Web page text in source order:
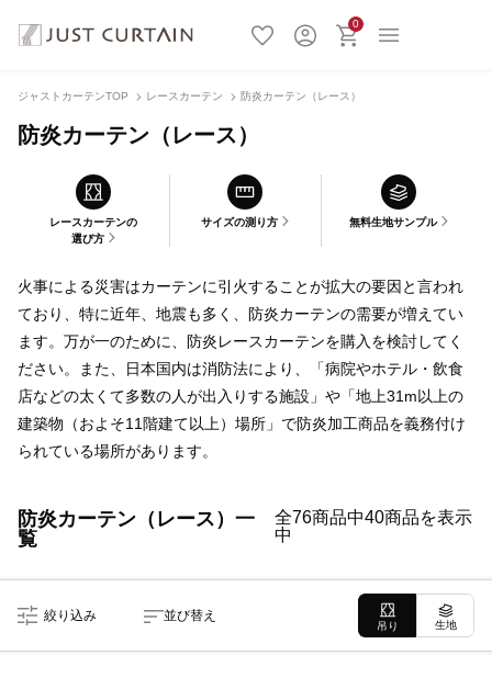
0
ジャストカーテンTOP レースカーテン 防炎カーテン（レース）
防炎カーテン（レース）
レースカーテンの
選び方
サイズの測り方 無料生地サンプル
火事による災害はカーテンに引火することが拡大の要因と言われ
ており、特に近年、地震も多く、防炎カーテンの需要が増えてい
ます。万が一のために、防炎レースカーテンを購入を検討してく
ださい。また、日本国内は消防法により、「病院やホテル・飲食
店などの太くて多数の人が出入りする施設」や「地上31m以上の
建築物（およそ11階建て以上）場所」で防炎加工商品を義務付け
られている場所があります。
防炎カーテン（レース）一
覧
全76商品中40商品を表示
中
絞り込み 並び替え
吊り 生地